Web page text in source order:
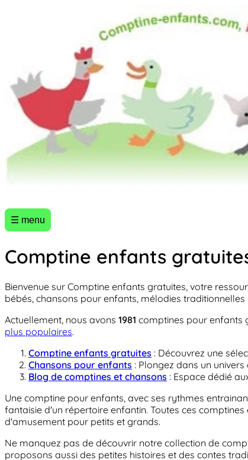
☰ menu
Comptine enfants
Bienvenue sur Comptine enfants gratuites, votre
bébés, chansons pour enfants, mélodies
Actuellement, nous avons 1981 comptines pour enfants
plus populaires.
Comptine enfants gratuites : Découvrez une
Chansons pour enfants : Plongez dans un
Blog de comptines et chansons : Espace dédié
Une comptine pour enfants, avec ses rythmes
fantaisie d'un répertoire enfantin. Toutes ces
d'amusement pour petits et grands.
Ne manquez pas de découvrir notre collection de
proposons aussi des petites histoires et des contes